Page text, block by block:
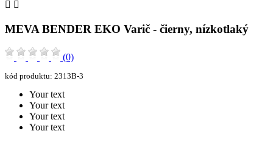
 
MEVA BENDER EKO Varič - čierny, nízkotlaký
(0)
kód produktu: 2313B-3
Your text
Your text
Your text
Your text